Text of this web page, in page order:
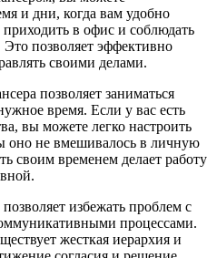
и дни, когда вам удобно
в офис и соблюдать
позволяет эффективно
своими делами.
позволяет заниматься
время. Если у вас есть
вы можете легко настроить
оно не вмешивалось в личную
своим временем делает работу
избежать проблем с
процессами.
жесткая иерархия и